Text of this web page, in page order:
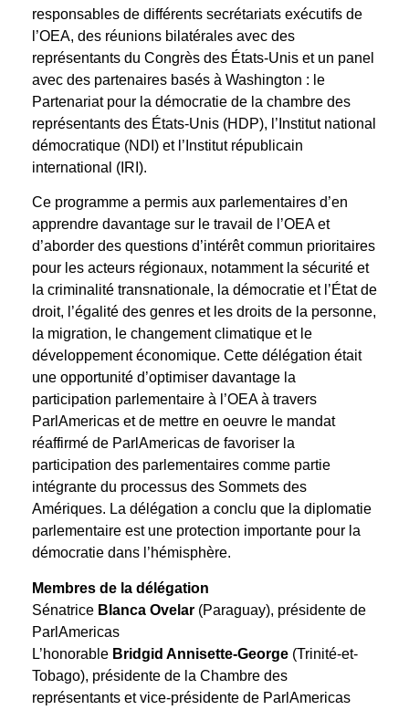
responsables de différents secrétariats exécutifs de
l’OEA, des réunions bilatérales avec des
représentants du Congrès des États-Unis et un panel
avec des partenaires basés à Washington : le
Partenariat pour la démocratie de la chambre des
représentants des États-Unis (HDP), l’Institut national
démocratique (NDI) et l’Institut républicain
international (IRI).
Ce programme a permis aux parlementaires d’en
apprendre davantage sur le travail de l’OEA et
d’aborder des questions d’intérêt commun prioritaires
pour les acteurs régionaux, notamment la sécurité et
la criminalité transnationale, la démocratie et l’État de
droit, l’égalité des genres et les droits de la personne,
la migration, le changement climatique et le
développement économique. Cette délégation était
une opportunité d’optimiser davantage la
participation parlementaire à l’OEA à travers
ParlAmericas et de mettre en oeuvre le mandat
réaffirmé de ParlAmericas de favoriser la
participation des parlementaires comme partie
intégrante du processus des Sommets des
Amériques. La délégation a conclu que la diplomatie
parlementaire est une protection importante pour la
démocratie dans l’hémisphère.
Membres de la délégation
Sénatrice Blanca Ovelar (Paraguay), présidente de
ParlAmericas
L’honorable Bridgid Annisette-George (Trinité-et-
Tobago), présidente de la Chambre des
représentants et vice-présidente de ParlAmericas